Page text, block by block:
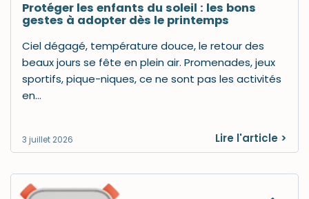
Protéger les enfants du soleil : les bons
gestes à adopter dès le printemps
3 juillet 2026
Ciel dégagé, température douce, le retour des
beaux jours se fête en plein air. Promenades, jeux
sportifs, pique-niques, ce ne sont pas les activités
en…
Lire l'article >